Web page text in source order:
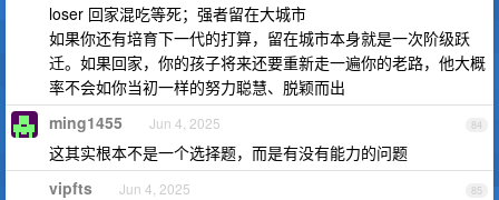
loser 回家混吃等死；强者留在大城市
如果你还有培育下一代的打算，留在城市本身就是一次阶级跃
迁。如果回家，你的孩子将来还要重新走一遍你的老路，他大概
率不会如你当初一样的努力聪慧、脱颖而出
84
ming1455 Jun 4, 2025
这其实根本不是一个选择题，而是有没有能力的问题
85
vipfts Jun 4, 2025